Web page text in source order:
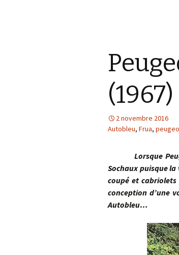
(1967)
2 novembre 2016
Autobleu, Frua,
Lorsque
Sochaux puisque
coupé et cabriolets
conception d’une
Autobleu…